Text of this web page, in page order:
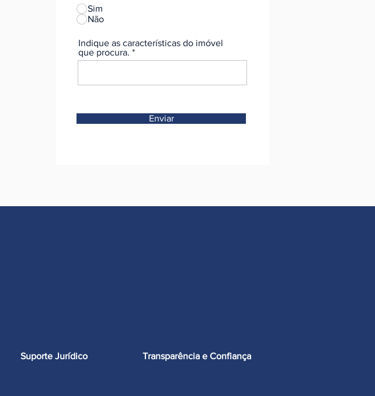
Sim
Não
Indique as características do imóvel
que procura.
Enviar
Suporte Jurídico Transparência e Confiança